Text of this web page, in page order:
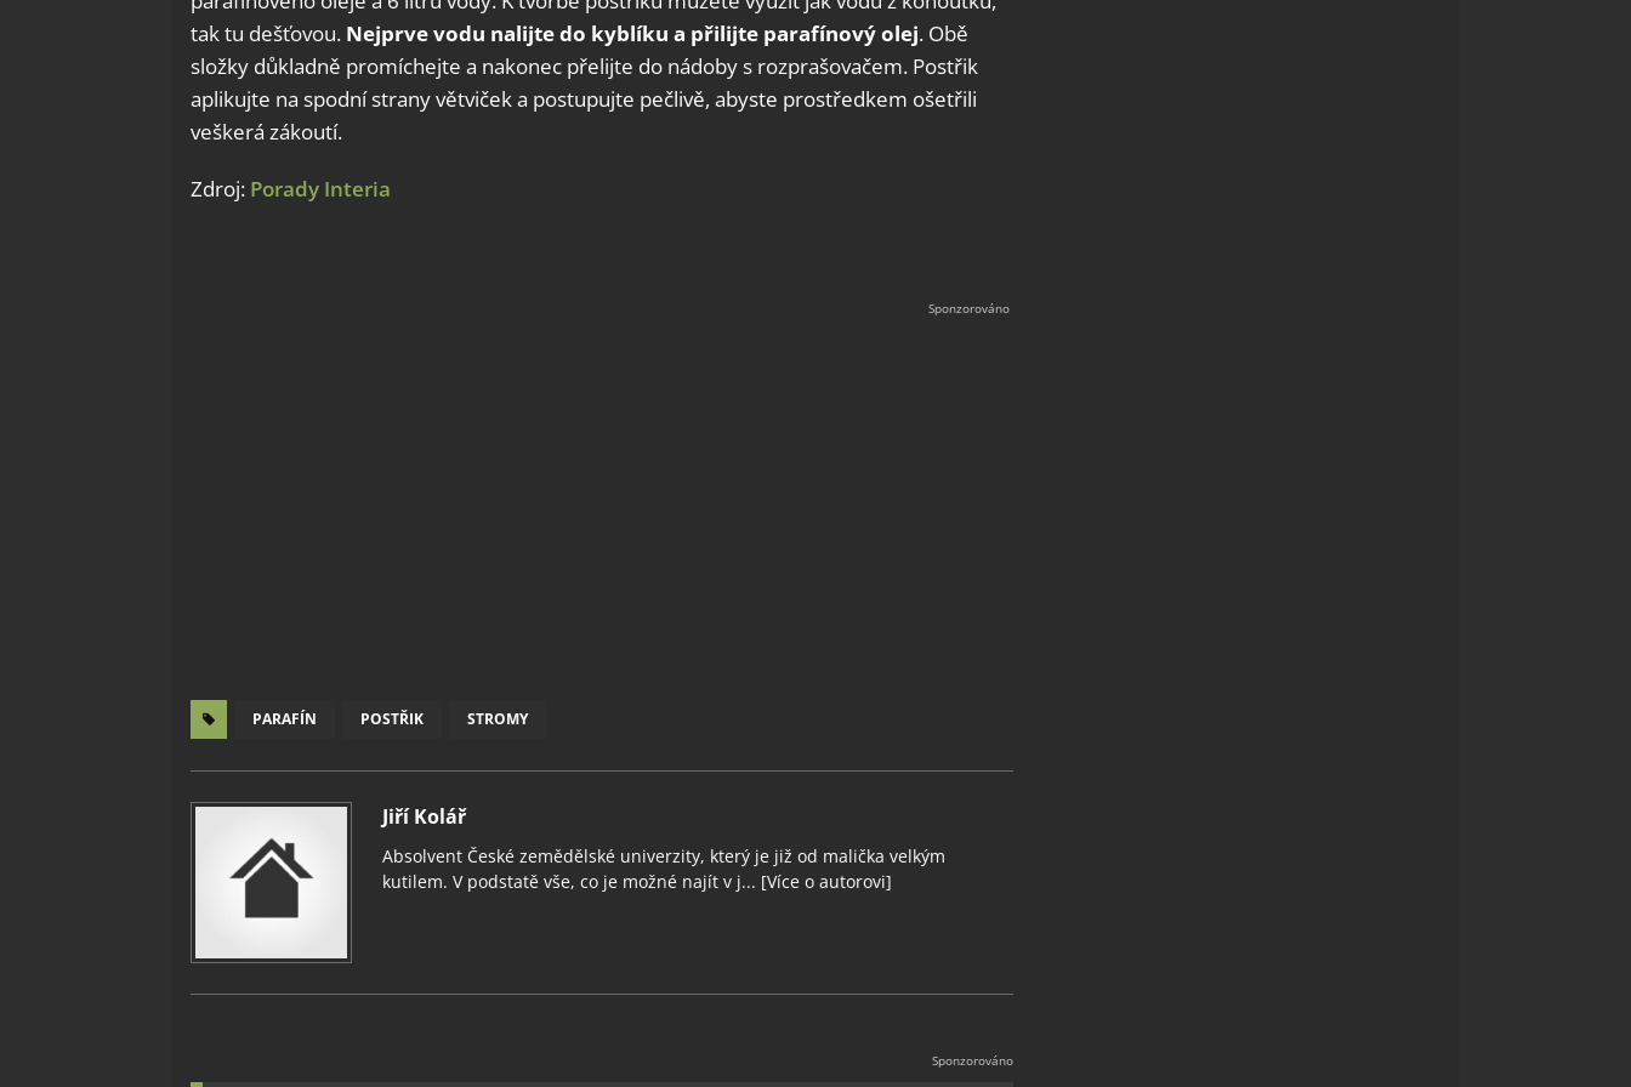
tak tu dešťovou. Nejprve vodu nalijte do kyblíku a přilijte parafínový olej. Obě
složky důkladně promíchejte a nakonec přelijte do nádoby s rozprašovačem. Postřik
aplikujte na spodní strany větviček a postupujte pečlivě, abyste prostředkem ošetřili
veškerá zákoutí.
Zdroj: Porady Interia
PARAFÍN POSTŘIK STROMY
Jiří Kolář
Absolvent České zemědělské univerzity, který je již od malička velkým
kutilem. V podstatě vše, co je možné najít v j... [Více o autorovi]